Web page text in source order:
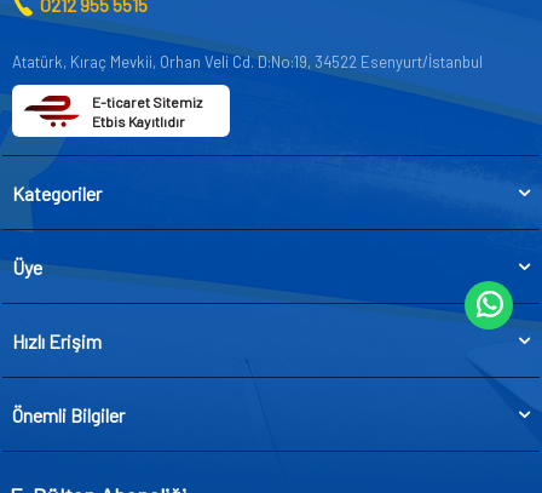
Atatürk, Kıraç Mevkii, Orhan Veli Cd. D:No:19, 34522 Esenyurt/İstanbul
E-ticaret Sitemiz
Etbis Kayıtlıdır
Kategoriler
Üye
Hızlı Erişim
Önemli Bilgiler